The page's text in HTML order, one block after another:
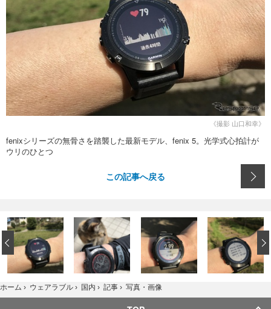
デザイン
写真
ハウツー
《撮影 山口和幸》
fenixシリーズの無骨さを踏襲した最新モデル、fenix 5。光学式心拍計が
ウリのひとつ
この記事へ戻る
‹
ホーム › ウェアラブル › 国内 › 記事 › 写真・画像